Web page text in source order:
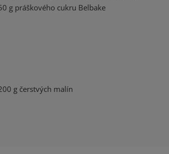
g práškového cukru Belbake
g čerstvých malín